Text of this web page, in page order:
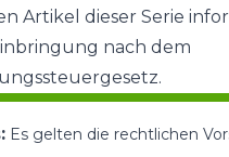
Artikel dieser Serie
nach dem
: Es gelten die rechtlichen